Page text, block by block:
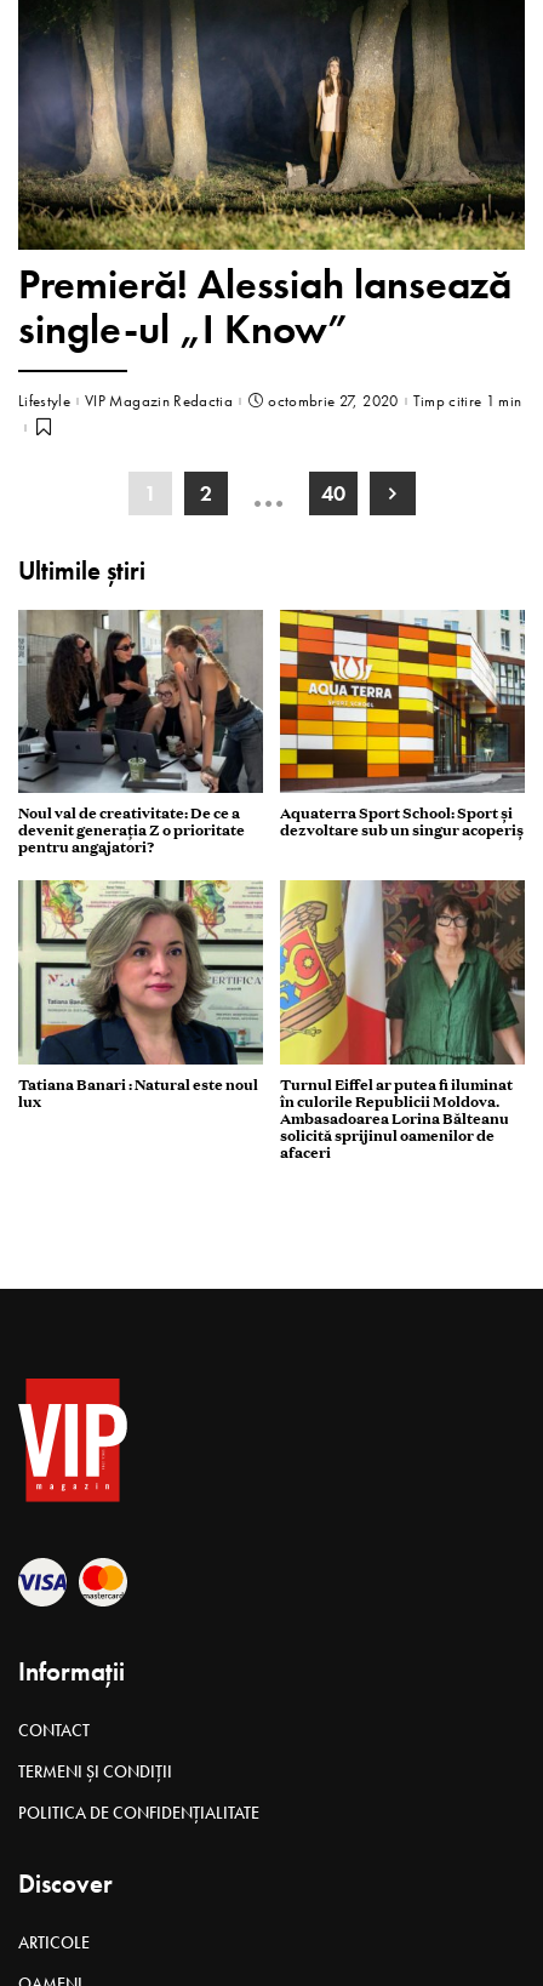
Premieră! Alessiah lansează
single-ul „I Know”
Lifestyle VIP Magazin Redactia octombrie 27, 2020 Timp citire 1 min
1 2 … 40
Ultimile știri
Noul val de creativitate: De ce a
devenit generația Z o prioritate
pentru angajatori?
Aquaterra Sport School: Sport și
dezvoltare sub un singur acoperiș
Tatiana Banari : Natural este noul
lux
Turnul Eiffel ar putea fi iluminat
în culorile Republicii Moldova.
Ambasadoarea Lorina Bălteanu
solicită sprijinul oamenilor de
afaceri
Informații
CONTACT
TERMENI ȘI CONDIȚII
POLITICA DE CONFIDENȚIALITATE
Discover
ARTICOLE